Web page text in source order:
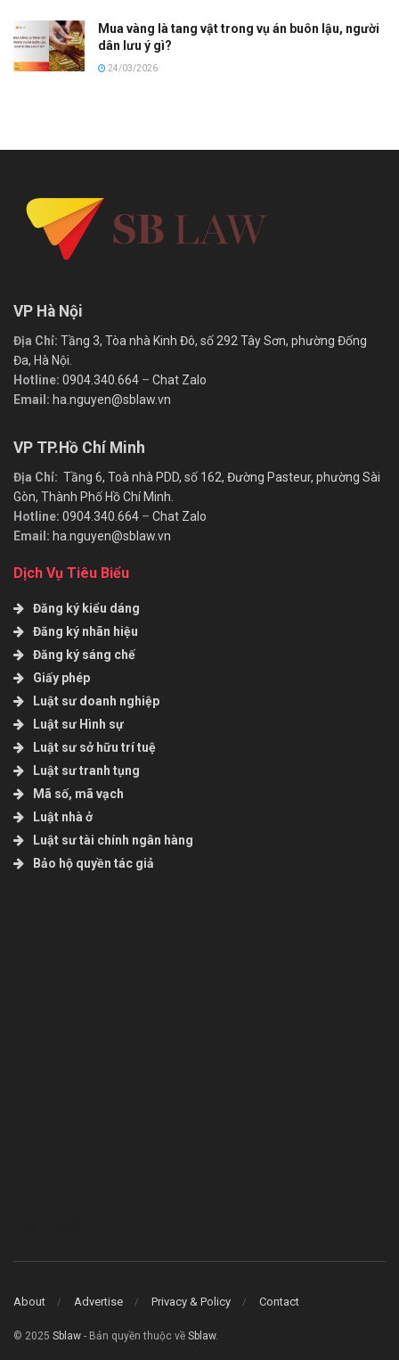
Mua vàng là tang vật trong vụ án buôn lậu, người
dân lưu ý gì?
24/03/2026
VP Hà Nội
Địa Chỉ: Tầng 3, Tòa nhà Kinh Đô, số 292 Tây Sơn, phường Đống
Đa, Hà Nội.
Hotline: 0904.340.664 – Chat Zalo
Email: ha.nguyen@sblaw.vn
VP TP.Hồ Chí Minh
Địa Chỉ: Tầng 6, Toà nhà PDD, số 162, Đường Pasteur, phường Sài
Gòn, Thành Phố Hồ Chí Minh.
Hotline: 0904.340.664 – Chat Zalo
Email: ha.nguyen@sblaw.vn
Dịch Vụ Tiêu Biểu
Đăng ký kiểu dáng
Đăng ký nhãn hiệu
Đăng ký sáng chế
Giấy phép
Luật sư doanh nghiệp
Luật sư Hình sự
Luật sư sở hữu trí tuệ
Luật sư tranh tụng
Mã số, mã vạch
Luật nhà ở
Luật sư tài chính ngân hàng
Bảo hộ quyền tác giả
About Advertise Privacy & Policy Contact
© 2025 Sblaw - Bản quyền thuộc về Sblaw.